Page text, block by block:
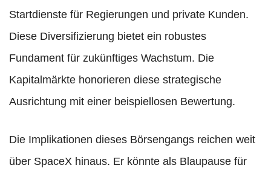
Startdienste für Regierungen und private Kunden.
Diese Diversifizierung bietet ein robustes
Fundament für zukünftiges Wachstum. Die
Kapitalmärkte honorieren diese strategische
Ausrichtung mit einer beispiellosen Bewertung.
Die Implikationen dieses Börsengangs reichen weit
über SpaceX hinaus. Er könnte als Blaupause für